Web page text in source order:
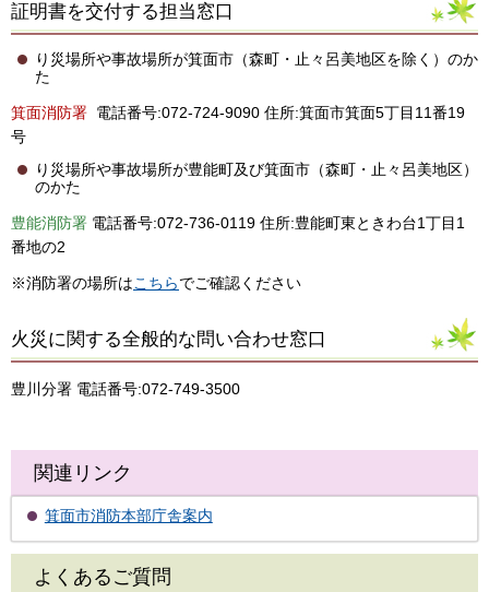
証明書を交付する担当窓口
り災場所や事故場所が箕面市（森町・止々呂美地区を除く）のか
た
箕面消防署 電話番号:072-724-9090 住所:箕面市箕面5丁目11番19
号
り災場所や事故場所が豊能町及び箕面市（森町・止々呂美地区）
のかた
豊能消防署 電話番号:072-736-0119 住所:豊能町東ときわ台1丁目1
番地の2
※消防署の場所はこちらでご確認ください
火災に関する全般的な問い合わせ窓口
豊川分署 電話番号:072-749-3500
関連リンク
箕面市消防本部庁舎案内
よくあるご質問